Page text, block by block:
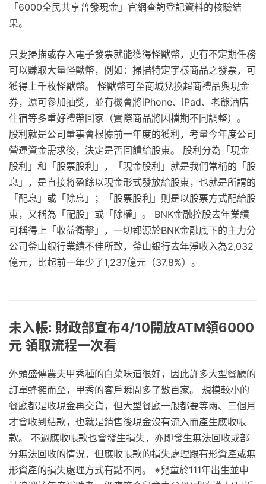
「6000全民共享普發現金」官網查詢登記資料的核驗結
果。
只要掃描或存入電子發票就能獲得怪獸幣，更有不定期任務
可以賺取大量怪獸幣，例如：掃描特定字樣商品之發票，可
獲得上千枚怪獸幣。 怪獸幣可至商城兌換超商禮品與現金
券，還可參加抽獎，並有機會將iPhone、iPad、老爺酒店
住宿等多重好禮帶回家（實際商品將因檔期不同調整）。
股利就是公司董事會根據前一年度的獲利，考量今年度公司
營運資金需求後，決定是否回饋給股東。 股利分為「現金
股利」和「股票股利」，「現金股利」就是我們常稱的「股
息」，是直接將盈餘以現金形式發放給股東，也就是所謂的
「配息」或「除息」；「股票股利」則是以股票方式配給股
東，又稱為「配股」或「除權」。 BNK金融控股去年業績
可稱得上「收益衝擊」，一切都源於BNK金融底下的主力分
公司釜山銀行業績不佳所致，釜山銀行去年淨收入為2,032
億元，比起前一年少了1,237億元（37.8%）。
未入帳: 財政部宣布4/10開放ATM領6000
元 領取流程一次看
外頭盛傳農夫甲秀種的白菜味道很好，因此許多大型餐廳的
訂單蜂擁而至，甲秀的客戶瞬間多了數百家。 規模較小的
餐廳都是收現金再交貨，但大型餐廳一般都要等兩、三個月
才會收到結款，也就是銷售後現金沒有流入而產生應收帳
款。 不過應收帳款也會發生損失，亦即發生無法回收或部
分無法回收的情況，但應收帳款的損失處理跟有形資產或無
形資產的損失處理方式有點不同。 ※兒童於111年出生並申